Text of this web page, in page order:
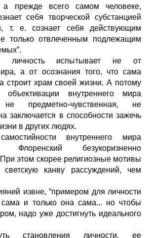
прежде всего самом человеке,
себя творческой субстанцией
т. е. сознает себя действующим
только отвлеченным подлежащим
личность испытывает не от
а от осознания того, что сама
строит храм своей жизни. А потому
внутреннего мира
предметно-чувственная, не
заключается в способности зажечь
в других людях.
внутреннего мира
безукоризненно
этом скорее религиозные мотивы
светскую канву рассуждений, чем
извне, “примером для личности
и только она сама... но чтобы
надо уже достигнуть идеального
становления личности, ее